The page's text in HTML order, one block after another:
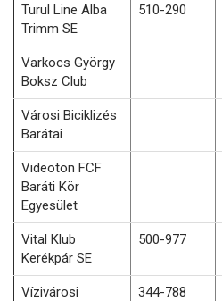
Turul Line Alba
Trimm SE
510-290
Varkocs György
Boksz Club
Városi Biciklizés
Barátai
Videoton FCF
Baráti Kör
Egyesület
Vital Klub
Kerékpár SE
500-977
Vízivárosi
344-788